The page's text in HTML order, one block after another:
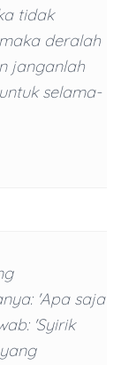
tidak
deralah
janganlah
selama-
'Apa saja
'Syirik